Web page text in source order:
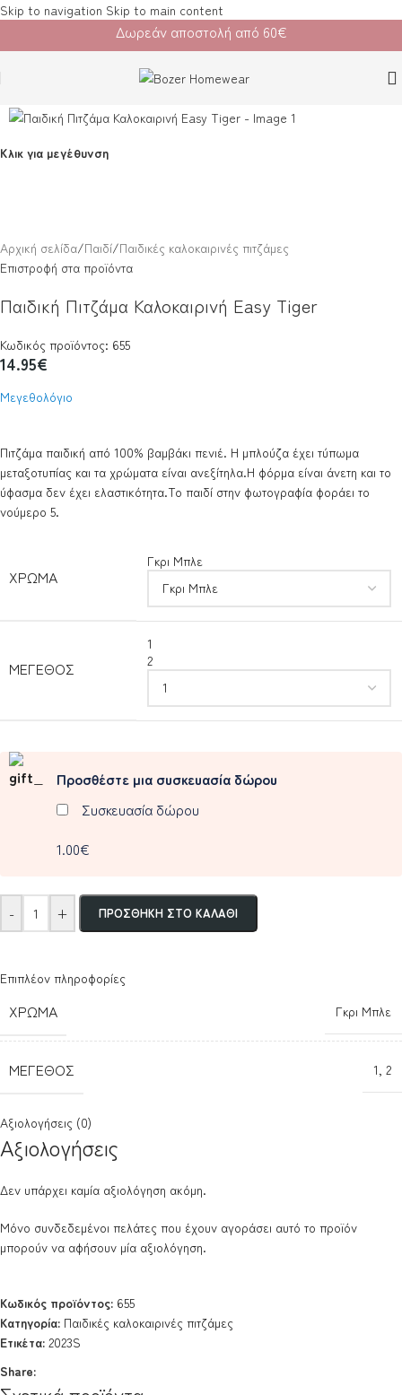
Skip to navigation Skip to main content
Δωρεάν αποστολή από 60€
Κλικ για μεγέθυνση
Αρχική σελίδα/Παιδί/Παιδικές καλοκαιρινές πιτζάμες
Επιστροφή στα προϊόντα
Παιδική Πιτζάμα Καλοκαιρινή Easy Tiger
Κωδικός προϊόντος: 655
14.95€
Μεγεθολόγιο
Πιτζάμα παιδική από 100% βαμβάκι πενιέ. Η μπλούζα έχει τύπωμα
μεταξοτυπίας και τα χρώματα είναι ανεξίτηλα.Η φόρμα είναι άνετη και το
ύφασμα δεν έχει ελαστικότητα.Το παιδί στην φωτογραφία φοράει το
νούμερο 5.
ΧΡΏΜΑ
Γκρι Μπλε
ΜΈΓΕΘΟΣ
1
2
Προσθέστε μια συσκευασία δώρου
Συσκευασία δώρου
1.00€
- + ΠΡΟΣΘΉΚΗ ΣΤΟ ΚΑΛΆΘΙ
Επιπλέον πληροφορίες
ΧΡΏΜΑ Γκρι Μπλε
ΜΈΓΕΘΟΣ 1, 2
Αξιολογήσεις (0)
Αξιολογήσεις
Δεν υπάρχει καμία αξιολόγηση ακόμη.
Μόνο συνδεδεμένοι πελάτες που έχουν αγοράσει αυτό το προϊόν
μπορούν να αφήσουν μία αξιολόγηση.
Κωδικός προϊόντος: 655
Κατηγορία: Παιδικές καλοκαιρινές πιτζάμες
Ετικέτα: 2023S
Share: